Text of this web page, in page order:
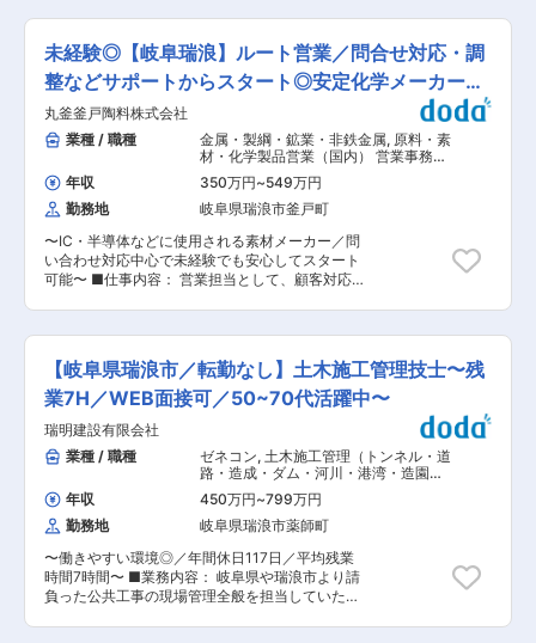
術者が活躍しております。 ■当社代表より： そ
れぞれの社員の経験や能力を理解し評価いたしま
す。プライベートとのバランスをとって働けるよ
うしっかりお休みもとっていただけます。安心し
て永く勤めて頂ける職場です。給料が高い、休暇
が取れる、希望が持てる、そしてカッコイイ！の
新４Kの実現にむけて、これからの建設業のイメ
ージを一緒に作っていきましょう！ 変更の範囲：
会社の定める業務
質管理業務 など ■就業環境： 家族や趣味のため
の時間をとり、バランスよく働ける職場環境。年
間休日117日、完全週休二日制を実施しておりま
す。 残業時間は年間で平均すると月7時間です。
出張、転勤は一切ありません。 工事完成引き渡し
後に有給を使いリフレッシュ休暇を取ることが出
来ます。工事成績に応じて功労金を支給していま
す。 「健康経営」「ぎふ建設人材育成リーディン
グ企業」の認定を受けており、ワークライフバラ
ンスを保った働きやす環境を実現しています。 ■
組織構成： 当社は施工管理12名、営業1名、事務
2名の計15名で構成されております。 1級土木施
工管理技士5名、2級土木施工管理技士1名、1級建
築施工管理技士2名、1級舗装施工管理技士1名の
技術者が活躍しております。 ■当社代表より：
それぞれの社員の経験や能力を理解し評価いたし
して永く勤勤めて頂ける職場です。給料が高い、
休暇が取れる、希望が持てる、そしてカッコイ
イ！の新４Kの実現にむけて、これからの建設業
のイメージを一緒に作っていきましょう！ 変更の
範囲：無
未経験◎【岐阜瑞浪】ルート営業／問合せ対応・調
整などサポートからスタート◎安定化学メーカー×
定時退勤
丸釜釜戸陶料株式会社
業種 / 職種
金属・製綱・鉱業・非鉄金属, 原料・素
材・化学製品営業（国内） 営業事務・
アシスタント
年収 350万円~549万円
勤務地
岐阜県瑞浪市釜戸町
〜IC・半導体などに使用される素材メーカー／問
い合わせ対応中心で未経験でも安心してスタート
可能〜 ■仕事内容： 営業担当として、顧客対応
問い合わせ対応・サポート業務が中心の営業職で
す。 いわゆる「売り込む営業」ではなく、 社内
外をつなぐ“調整役”としての役割を担っていただ
きます。 ■具体的な業務内容： ・顧客からの問
い合わせ対応（電話・メール） ・製品サンプルの
手配・提出 ・見積書作成 ・工場との在庫確認・
納期調整 ・営業・品質・製造部門との連携 ※業務
はシンプルで、段階的に覚えていただける環境で
す ■入社後について： 入社後は約半年間の育成
期間を設けており、未経験の方も安心してスター
トいただけます。 まずは工場研修にて製品や工程
への理解を深め、その後は営業事務や先輩社員の
サポートを通じて業務全体の流れを習得いただき
ます。 いきなり営業をお任せするのではなく、
段階的に業務を覚えていける環境のため、営業未
経験の方でも無理なく成長可能です。 ■業務の特
【岐阜県瑞浪市／転勤なし】土木施工管理技士〜残
業7H／WEB面接可／50~70代活躍中〜
瑞明建設有限会社
業種 / 職種
ゼネコン, 土木施工管理（トンネル・道
路・造成・ダム・河川・港湾・造園な
ど）
年収 450万円~799万円
勤務地
岐阜県瑞浪市薬師町
〜働きやすい環境◎／年間休日117日／平均残業
時間7時間〜 ■業務内容： 岐阜県や瑞浪市より請
負った公共工事の現場管理全般を担当していただ